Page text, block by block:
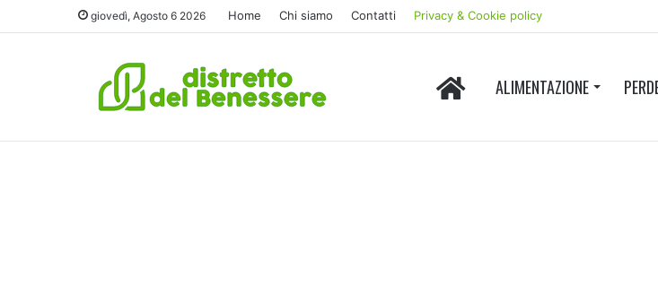
giovedì, Agosto 6 2026 Home Chi siamo Contatti Privacy & Cookie policy
HOMEALIMENTAZIONE